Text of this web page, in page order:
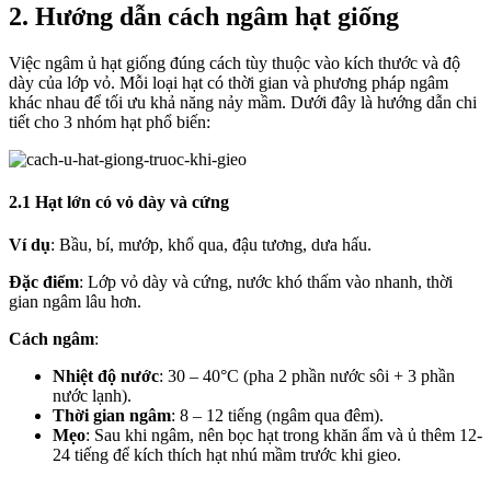
2. Hướng dẫn cách ngâm hạt giống
Việc ngâm ủ hạt giống đúng cách tùy thuộc vào kích thước và độ
dày của lớp vỏ. Mỗi loại hạt có thời gian và phương pháp ngâm
khác nhau để tối ưu khả năng nảy mầm. Dưới đây là hướng dẫn chi
tiết cho 3 nhóm hạt phổ biến:
2.1 Hạt lớn có vỏ dày và cứng
Ví dụ: Bầu, bí, mướp, khổ qua, đậu tương, dưa hấu.
Đặc điểm: Lớp vỏ dày và cứng, nước khó thấm vào nhanh, thời
gian ngâm lâu hơn.
Cách ngâm:
Nhiệt độ nước: 30 – 40°C (pha 2 phần nước sôi + 3 phần
nước lạnh).
Thời gian ngâm: 8 – 12 tiếng (ngâm qua đêm).
Mẹo: Sau khi ngâm, nên bọc hạt trong khăn ẩm và ủ thêm 12-
24 tiếng để kích thích hạt nhú mầm trước khi gieo.